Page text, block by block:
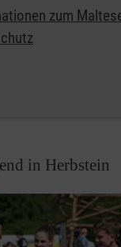
für ihrezum
in Herbstein